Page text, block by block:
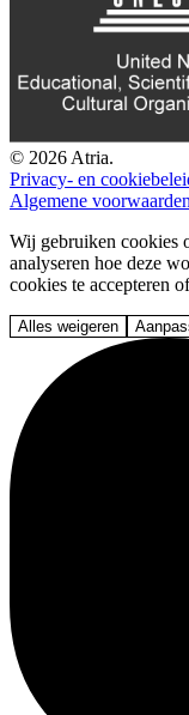
© 2026 Atria.
Privacy- en
Algemene voorwaarden
Wij gebruiken cookies
analyseren hoe deze
cookies te accepteren
Alles weigeren